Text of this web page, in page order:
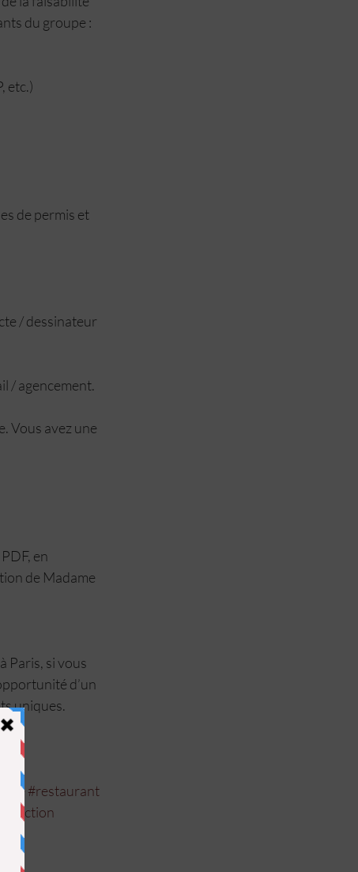
du groupe :
etc.)
/ agencement.
en
de Madame
Paris, si vous
d’un
uniques.
#restaurant